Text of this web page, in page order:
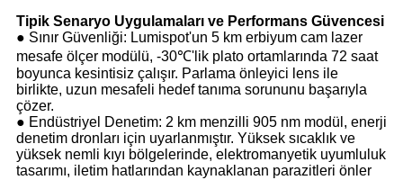
Tipik Senaryo Uygulamaları ve Performans Güvencesi
● Sınır Güvenliği: Lumispot'un 5 km erbiyum cam lazer
mesafe ölçer modülü, -30℃'lik plato ortamlarında 72 saat
boyunca kesintisiz çalışır. Parlama önleyici lens ile
birlikte, uzun mesafeli hedef tanıma sorununu başarıyla
çözer.
● Endüstriyel Denetim: 2 km menzilli 905 nm modül, enerji
denetim dronları için uyarlanmıştır. Yüksek sıcaklık ve
yüksek nemli kıyı bölgelerinde, elektromanyetik uyumluluk
tasarımı, iletim hatlarından kaynaklanan parazitleri önler